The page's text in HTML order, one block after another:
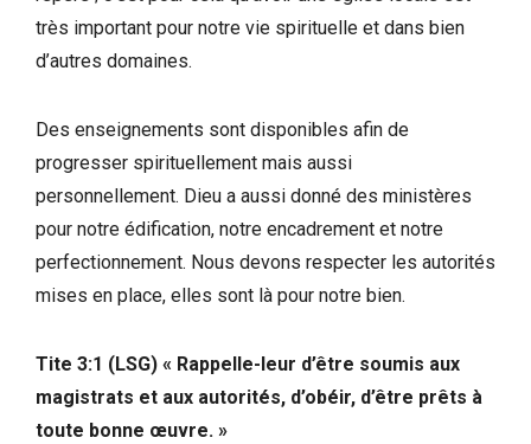
très important pour notre vie spirituelle et dans bien
d’autres domaines.
Des enseignements sont disponibles afin de
progresser spirituellement mais aussi
personnellement. Dieu a aussi donné des ministères
pour notre édification, notre encadrement et notre
perfectionnement. Nous devons respecter les autorités
mises en place, elles sont là pour notre bien.
Tite 3:1 (LSG) « Rappelle-leur d’être soumis aux
magistrats et aux autorités, d’obéir, d’être prêts à
toute bonne œuvre. »